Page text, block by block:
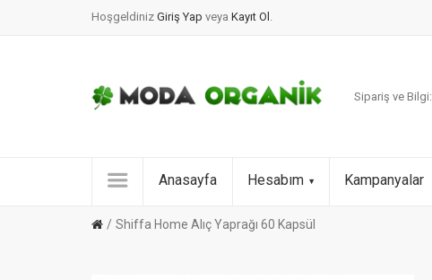
Hoşgeldiniz Giriş Yap veya Kayıt Ol .
Sipariş ve Bilgi:
Anasayfa Hesabım Kampanyalar
Shiffa Home Alıç Yaprağı 60 Kapsül